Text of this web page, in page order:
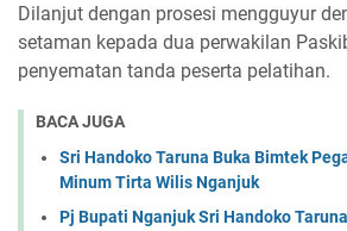
Dilanjut dengan prosesi mengguyur
setaman kepada dua perwakilan
penyematan tanda peserta pelatihan.
BACA JUGA
Sri Handoko Taruna Buka Bimtek
Minum Tirta Wilis Nganjuk
Pj Bupati Nganjuk Sri Handoko